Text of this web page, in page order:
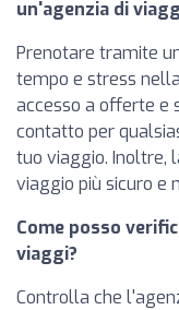
un'agenzia di
Prenotare tramite
tempo e stress
accesso a offerte e
contatto per
tuo viaggio. Inoltre,
viaggio più sicuro e
Come posso
viaggi?
Controlla che